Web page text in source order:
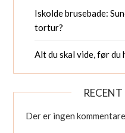
Iskolde brusebade:
tortur?
Alt du skal vide, før
Der er ingen